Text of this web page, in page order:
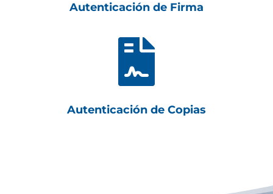
Autenticación de Firma

Autenticación de Copias